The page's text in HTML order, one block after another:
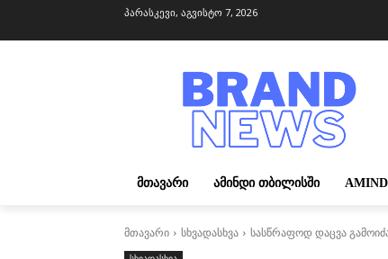
პარასკევი, აგვისტო 7, 2026
ᲛᲗᲐᲕᲐᲠᲘ ᲐᲛᲘᲜᲓᲘ ᲗᲑᲘᲚᲘᲡᲨᲘ
მთავარი სხვადასხვა სასწრაფოდ დაცვა